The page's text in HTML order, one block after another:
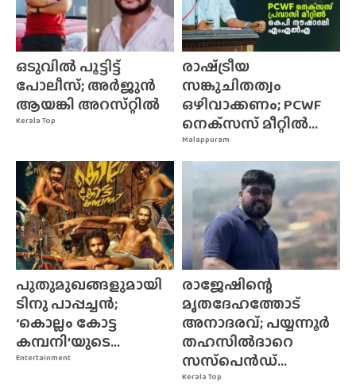
Kerala Top
ഒടുവിൽ പൂട്ടിട്ട്
പോലീസ്; അർജുൻ
ആയങ്കി അറസ്‌റ്റിൽ
Malappuram
രാഷ്‌ട്രീയ
സങ്കുചിതത്വം
ഒഴിവാക്കണം; PCWF
നെക്‌സസ്‌ മീറ്റിൽ...
Entertainment
പുതുമുഖങ്ങളുമായി
ടിനു പാപ്പച്ചൻ;
‘കൊല്ലം കോട്ട
കമ്പനി’യുടെ...
Kerala Top
രാജേഷിന്റെ
മൃതദേഹത്തോട്
അനാദരവ്; പയ്യന്നൂർ
തഹസിൽദാറെ
സസ്‌പെൻഡ്...